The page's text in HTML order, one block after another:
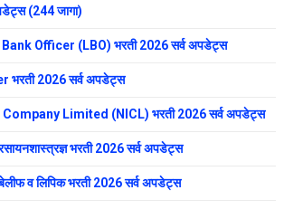
(244 जागा)
Officer (LBO) भरती 2026 सर्व अपडेट्स
भरती 2026 सर्व अपडेट्स
Limited (NICL) भरती 2026 सर्व अपडेट्स
भरती 2026 सर्व अपडेट्स
बेलीफ व लिपिक भरती 2026 सर्व अपडेट्स